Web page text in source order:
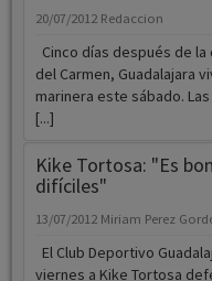
20/07/2012 Redaccion
Cinco días después de
del Carmen, Guadalajara
marinera este sábado.
[...]
Kike Tortosa: "Es
difíciles"
13/07/2012 Miriam Perez
El Club Deportivo
viernes a Kike Tortosa